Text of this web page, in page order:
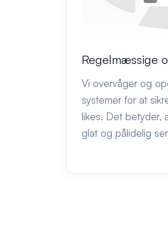
Regelmæssige
Vi overvåger og
systemer for at
likes. Det betyder,
glat og pålidelig